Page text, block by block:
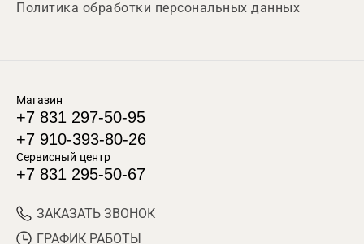
Политика обработки персональных данных
Магазин
+7 831 297-50-95
+7 910-393-80-26
Сервисный центр
+7 831 295-50-67
ЗАКАЗАТЬ ЗВОНОК
ГРАФИК РАБОТЫ